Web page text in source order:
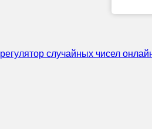
регулятор случайных чисел